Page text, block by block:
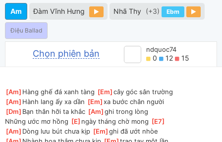
Am Đàm Vĩnh Hưng Nhã Thy (+3) Ebm
Điệu Ballad
Chọn phiên bản ndquoc74
0 12 15
[Am ]Hàng ghế đá xanh tàng [Em ]
cây góc sân trường
[Am ]Hành lang ấy xa dần [Em ]
xa bước chân người
[Dm ]Bạn thân hỡi ta khắc [Am ]
ghi trong lòng
Những ước mơ hồng [E ]ngày tháng chờ mong [E7
[Am ]Dòng lưu bút chưa kịp [Em ]
ghi đã ướt nhòe